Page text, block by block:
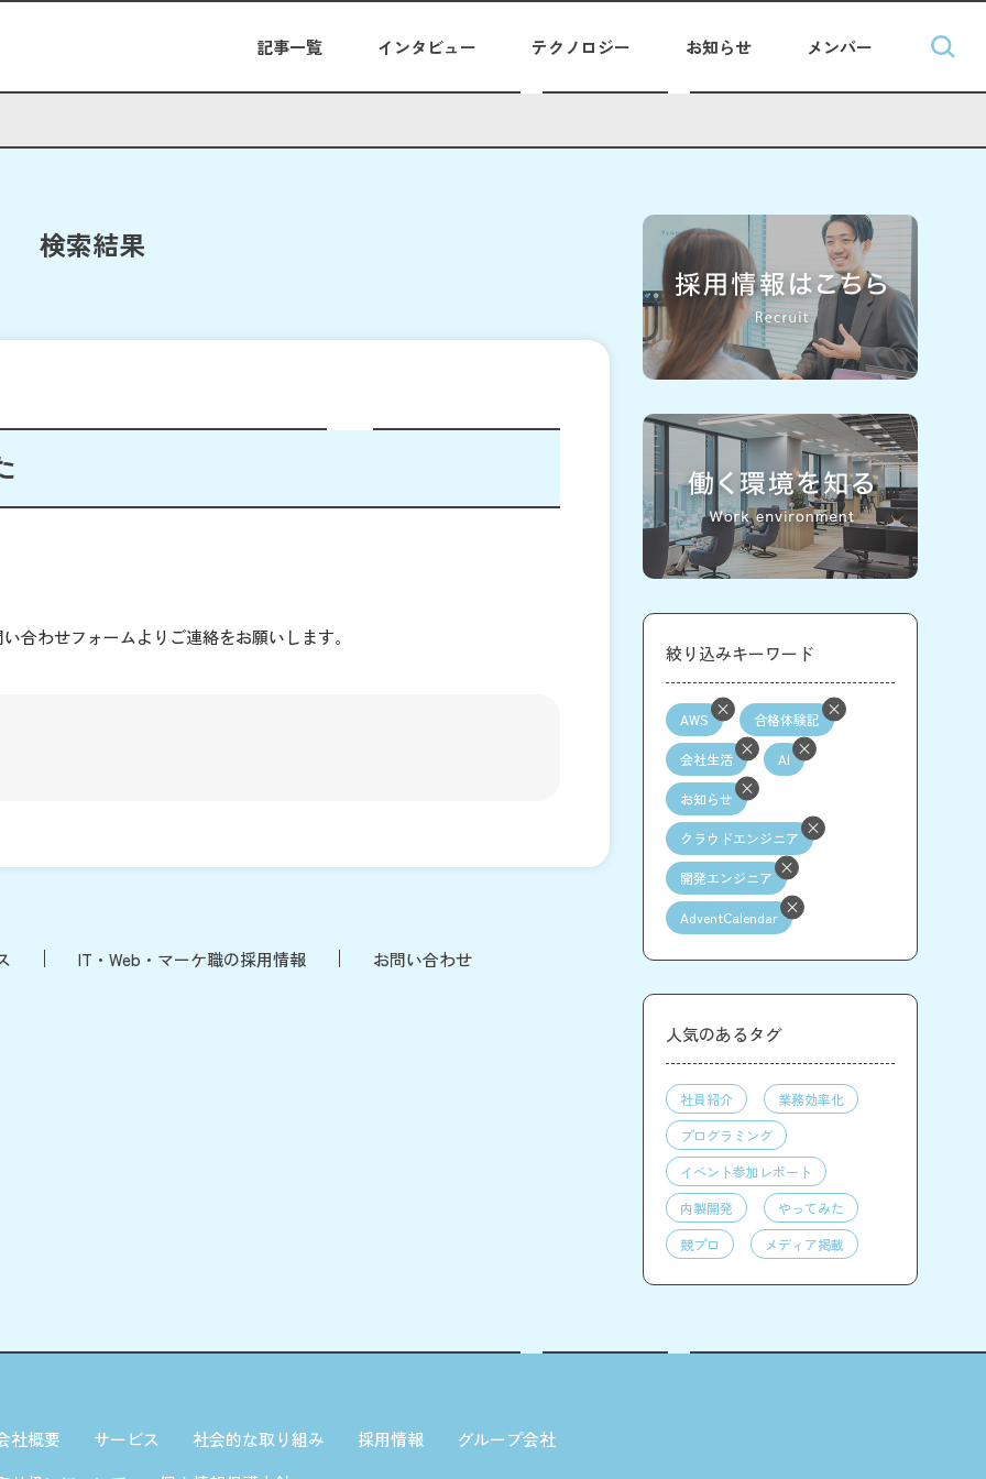
記事一覧 インタビュー テクノロジー お知らせ メンバー
検索結果
合わせフォームよりご連絡をお願いします。
IT・Web・マーケ職の採用情報 お問い合わせ
絞り込みキーワード
AWS 合格体験記
会社生活 AI
お知らせ
クラウドエンジニア
開発エンジニア
AdventCalendar
人気のあるタグ
社員紹介
業務効率化
プログラミング
イベント参加レポート
内製開発
やってみた
競プロ
メディア掲載
社概要 サービス 社会的な取り組み 採用情報
グループ会社